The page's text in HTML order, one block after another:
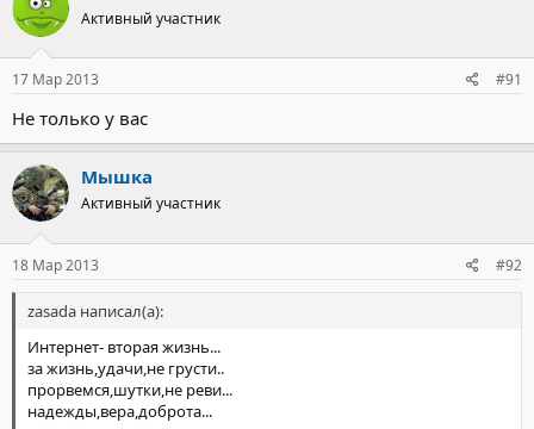
Line : 178
File : index.php
Активный участник
17 Мар 2013 #91
Не только у вас
Мышка
Активный участник
18 Мар 2013 #92
zasada написал(а):
Интернет- вторая жизнь...
за жизнь,удачи,не грусти..
прорвемся,шутки,не реви...
надежды,вера,доброта...